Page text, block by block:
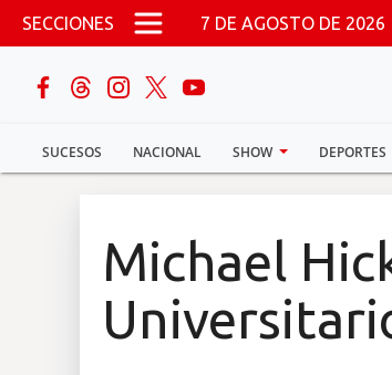
Pasar al contenido principal
SECCIONES 7 DE AGOSTO DE 2026
SUCESOS NACIONAL SHOW DEPORTES
buscar
Sucesos
Michael